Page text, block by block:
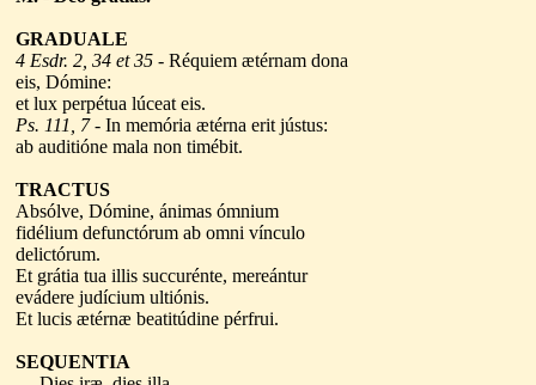
GRADUALE
4 Esdr. 2, 34 et 35 - Réquiem ætérnam dona
eis, Dómine:
et lux perpétua lúceat eis.
Ps. 111, 7- In memória ætérna erit jústus:
ab auditióne mala non timébit.
TRACTUS
Absólve, Dómine, ánimas ómnium
fidélium defunctórum ab omni vínculo
delictórum.
Et grátia tua illis succurénte, mereántur
evádere judícium ultiónis.
Et lucis ætérnæ beatitúdine pérfrui.
SEQUENTIA